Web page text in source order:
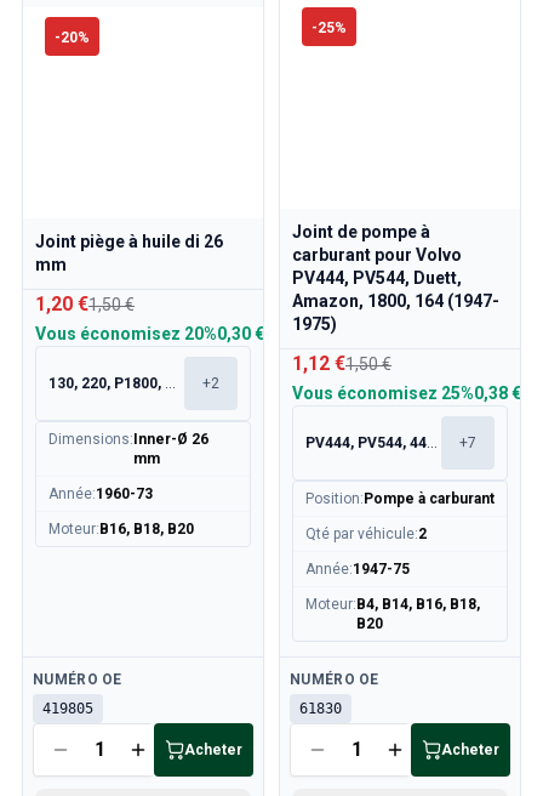
-20%
Joint piège à huile di 26
mm
1,20 €1,50 €
Vous économisez 20%0,30 €
130, 220, P1800, P1800ES +2
Dimensions: Inner-Ø 26
mm
Année:1960-73
Moteur: B16, B18, B20
Disponible
NUMÉRO OE
419805
Acheter
-25%
Joint de pompe à
carburant pour Volvo
PV444, PV544, Duett,
Amazon, 1800, 164 (1947-
1975)
1,12 €1,50 €
Vous économisez 25%0,38 €
PV444, PV544, 445, 210 +7
Position: Pompe à carburant
Qté par véhicule:2
Année:1947-75
Moteur: B4, B14, B16, B18,
B20
Disponible
NUMÉRO OE
61830
Acheter